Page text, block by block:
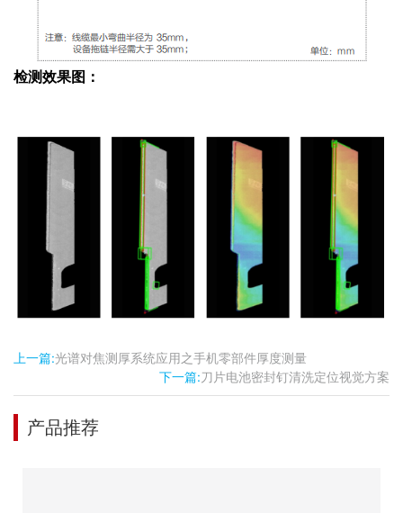
检测效果图：
上一篇:光谱对焦测厚系统应用之手机零部件厚度测量
下一篇:刀片电池密封钉清洗定位视觉方案
产品推荐